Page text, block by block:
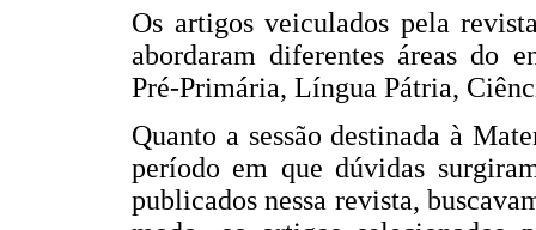
Os artigos veiculados pela
abordaram diferentes áreas do
Pré-Primária, Língua Pátria,
Quanto a sessão destinada à
período em que dúvidas
publicados nessa revista,